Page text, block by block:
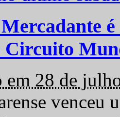
Circuito
em 28 de
venceu